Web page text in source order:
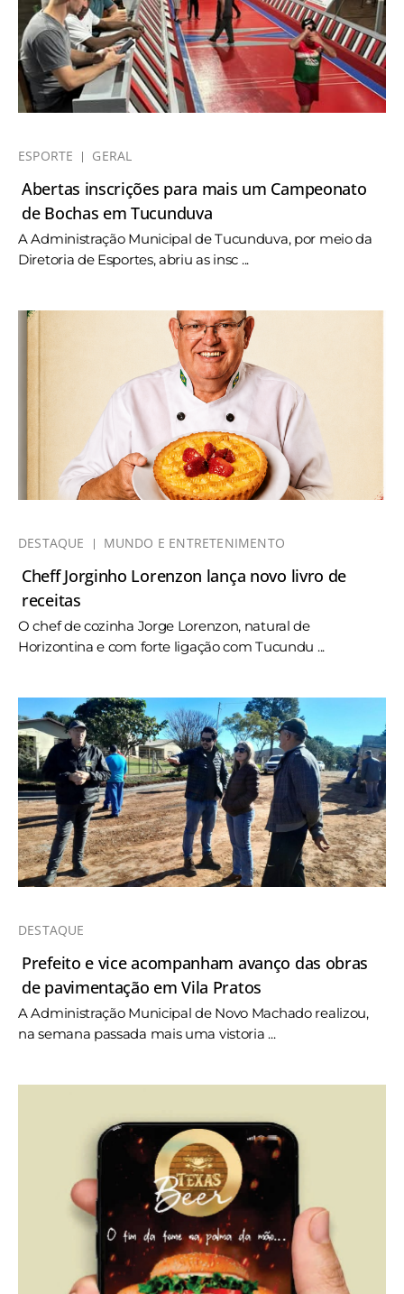
ESPORTE GERAL
Abertas inscrições para mais um Campeonato
de Bochas em Tucunduva
A Administração Municipal de Tucunduva, por meio da
Diretoria de Esportes, abriu as insc ...
DESTAQUE MUNDO E ENTRETENIMENTO
Cheff Jorginho Lorenzon lança novo livro de
receitas
O chef de cozinha Jorge Lorenzon, natural de
Horizontina e com forte ligação com Tucundu ...
DESTAQUE
Prefeito e vice acompanham avanço das obras
de pavimentação em Vila Pratos
A Administração Municipal de Novo Machado realizou,
na semana passada mais uma vistoria ...